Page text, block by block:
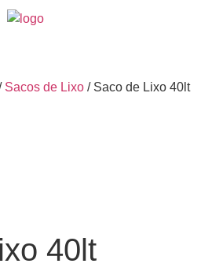
Sacos de Lixo / Saco de Lixo 40lt
40lt